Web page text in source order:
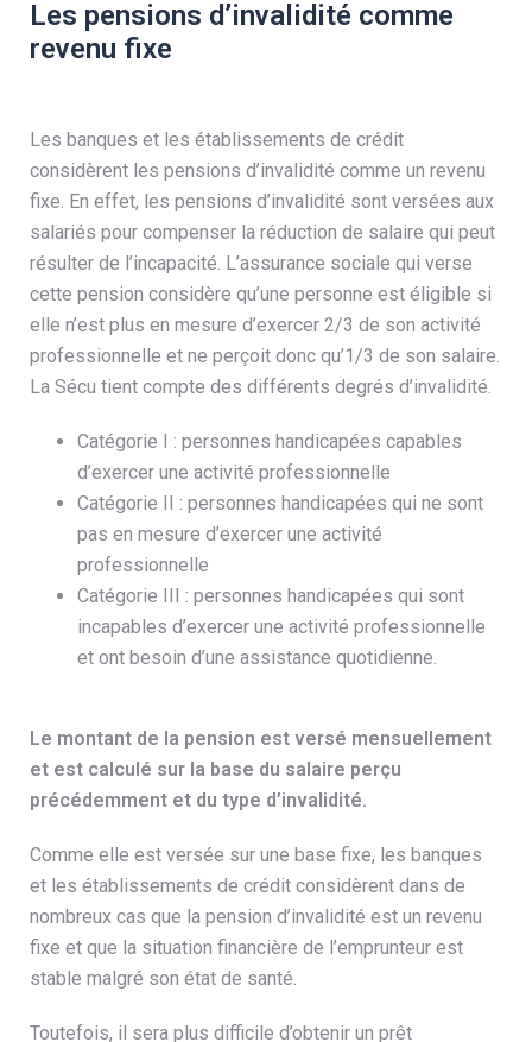
Les pensions d’invalidité comme
revenu fixe
Les banques et les établissements de crédit
considèrent les pensions d’invalidité comme un revenu
fixe. En effet, les pensions d’invalidité sont versées aux
salariés pour compenser la réduction de salaire qui peut
résulter de l’incapacité. L’assurance sociale qui verse
cette pension considère qu’une personne est éligible si
elle n’est plus en mesure d’exercer 2/3 de son activité
professionnelle et ne perçoit donc qu’1/3 de son salaire.
La Sécu tient compte des différents degrés d’invalidité.
Catégorie I : personnes handicapées capables
d’exercer une activité professionnelle
Catégorie II : personnes handicapées qui ne sont
pas en mesure d’exercer une activité
professionnelle
Catégorie III : personnes handicapées qui sont
incapables d’exercer une activité professionnelle
et ont besoin d’une assistance quotidienne.
Le montant de la pension est versé mensuellement
et est calculé sur la base du salaire perçu
précédemment et du type d’invalidité.
Comme elle est versée sur une base fixe, les banques
et les établissements de crédit considèrent dans de
nombreux cas que la pension d’invalidité est un revenu
fixe et que la situation financière de l’emprunteur est
stable malgré son état de santé.
Toutefois, il sera plus difficile d’obtenir un prêt